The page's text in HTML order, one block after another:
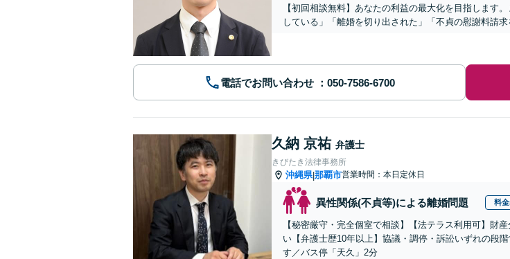
【初回相談無料】あなたの利益の最大化を目指します
している」「離婚を切り出された」「不貞の慰謝料請
電話でお問い合わせ
久納 京祐 弁護士
きびたき法律事務所
沖縄県|那覇市営業時間：本日定休日
異性関係(不貞等)による離婚問題 料
【秘密厳守・完全個室で相談】【法テラス利用可】財
い【弁護士歴10年以上】協議・調停・訴訟いずれの段
す／バス停「天久」2分